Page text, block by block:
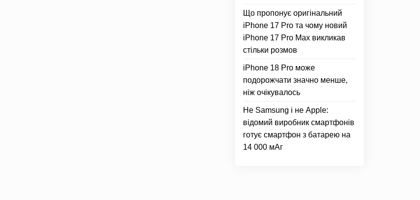
Що пропонує оригінальний
iPhone 17 Pro та чому новий
iPhone 17 Pro Max викликав
стільки розмов
iPhone 18 Pro може
подорожчати значно менше,
ніж очікувалось
Не Samsung і не Apple:
відомий виробник смартфонів
готує смартфон з батарею на
14 000 мАг